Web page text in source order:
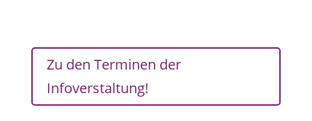
Zu den Terminen der
Infoverstaltung!